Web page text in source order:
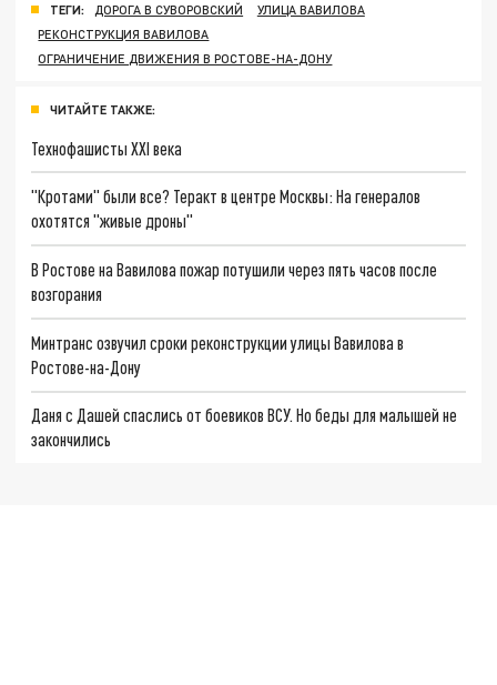
ТЕГИ: ДОРОГА В СУВОРОВСКИЙ
УЛИЦА ВАВИЛОВА
РЕКОНСТРУКЦИЯ ВАВИЛОВА
ОГРАНИЧЕНИЕ ДВИЖЕНИЯ В РОСТОВЕ-НА-ДОНУ
ЧИТАЙТЕ ТАКЖЕ:
Технофашисты XXI века
"Кротами" были все? Теракт в центре Москвы: На генералов
охотятся "живые дроны"
В Ростове на Вавилова пожар потушили через пять часов после
возгорания
Минтранс озвучил сроки реконструкции улицы Вавилова в
Ростове-на-Дону
Даня с Дашей спаслись от боевиков ВСУ. Но беды для малышей не
закончились